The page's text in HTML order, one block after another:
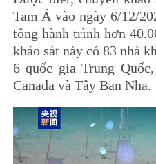
Tam Á vào ngày 6/12/
tổng hành trình hơn
khảo sát này có 83 nhà
6 quốc gia Trung
Canada và Tây Ban Nha.